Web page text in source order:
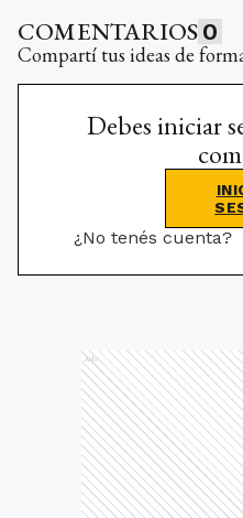
COMENTARIOS 0
Compartí tus ideas de
Debes iniciar
¿No tenés cuenta?
Ads